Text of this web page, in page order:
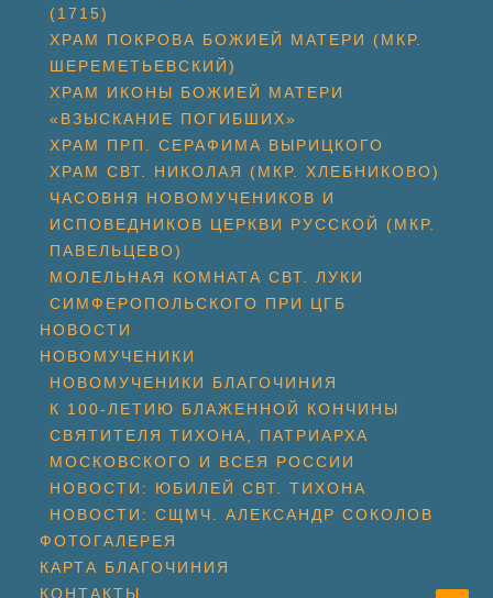
(1715)
ХРАМ ПОКРОВА БОЖИЕЙ МАТЕРИ (МКР.
ШЕРЕМЕТЬЕВСКИЙ)
ХРАМ ИКОНЫ БОЖИЕЙ МАТЕРИ
«ВЗЫСКАНИЕ ПОГИБШИХ»
ХРАМ ПРП. СЕРАФИМА ВЫРИЦКОГО
ХРАМ СВТ. НИКОЛАЯ (МКР. ХЛЕБНИКОВО)
ЧАСОВНЯ НОВОМУЧЕНИКОВ И
ИСПОВЕДНИКОВ ЦЕРКВИ РУССКОЙ (МКР.
ПАВЕЛЬЦЕВО)
МОЛЕЛЬНАЯ КОМНАТА СВТ. ЛУКИ
СИМФЕРОПОЛЬСКОГО ПРИ ЦГБ
НОВОСТИ
НОВОМУЧЕНИКИ
НОВОМУЧЕНИКИ БЛАГОЧИНИЯ
К 100-ЛЕТИЮ БЛАЖЕННОЙ КОНЧИНЫ
СВЯТИТЕЛЯ ТИХОНА, ПАТРИАРХА
МОСКОВСКОГО И ВСЕЯ РОССИИ
НОВОСТИ: ЮБИЛЕЙ СВТ. ТИХОНА
НОВОСТИ: СЩМЧ. АЛЕКСАНДР СОКОЛОВ
ФОТОГАЛЕРЕЯ
КАРТА БЛАГОЧИНИЯ
КОНТАКТЫ